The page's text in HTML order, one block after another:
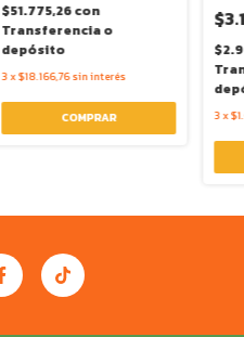
$51.775,26con
Transferencia o
depósito
3x$18.166,76sin interés
3x